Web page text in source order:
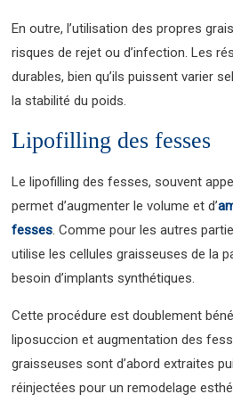
En outre, l’utilisation des propres
risques de rejet ou d’infection. Les
durables, bien qu’ils puissent varier
la stabilité du poids.
Lipofilling des fesses
Le lipofilling des fesses, souvent
permet d’augmenter le volume et d’
fesses. Comme pour les autres
utilise les cellules graisseuses de la
besoin d’implants synthétiques.
Cette procédure est doublement
liposuccion et augmentation des
graisseuses sont d’abord extraites
réinjectées pour un remodelage